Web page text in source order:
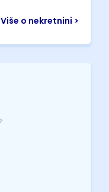
Više o nekretnini >